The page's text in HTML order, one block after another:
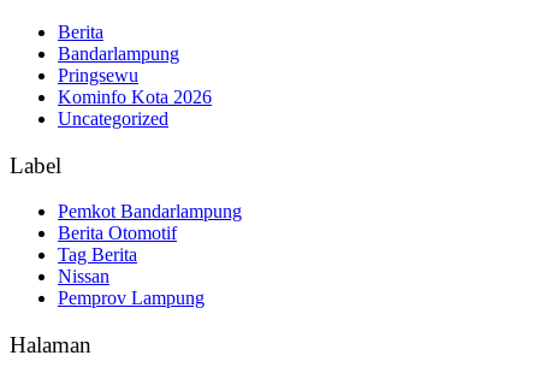
Berita
Bandarlampung
Pringsewu
Kominfo Kota 2026
Uncategorized
Label
Pemkot Bandarlampung
Berita Otomotif
Tag Berita
Nissan
Pemprov Lampung
Halaman